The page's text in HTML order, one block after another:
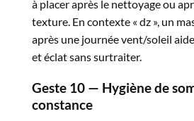
à placer après le nettoyage ou
texture. En contexte « dz », un
après une journée vent/soleil
et éclat sans surtraiter.​
Geste 10 — Hygiène de
constance